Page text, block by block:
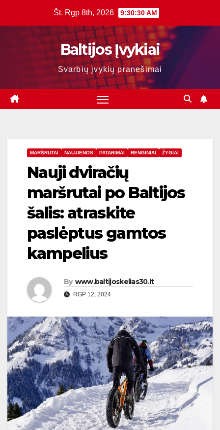
Št. Rgp 8th, 2026 9:30:31 AM
Baltijos Įvykiai
Svarbių įvykių pranešimai
MARŠRUTAI NAUJIENOS PATARIMAI RENGINIAI ŽYGIAI
Nauji dviračių
maršrutai po Baltijos
šalis: atraskite
paslėptus gamtos
kampelius
By www.baltijoskelias30.lt
RGP 12, 2024